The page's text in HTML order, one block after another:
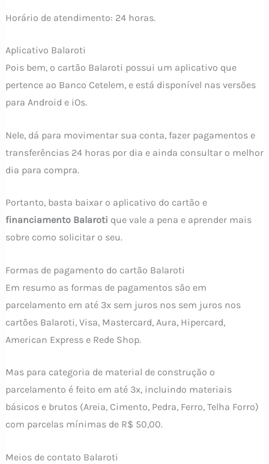
Horário de atendimento: 24 horas.
Aplicativo Balaroti
Pois bem, o cartão Balaroti possui um aplicativo que
pertence ao Banco Cetelem, e está disponível nas versões
para Android e iOs.
Nele, dá para movimentar sua conta, fazer pagamentos e
transferências 24 horas por dia e ainda consultar o melhor
dia para compra.
Portanto, basta baixar o aplicativo do cartão e
financiamento Balaroti que vale a pena e aprender mais
sobre como solicitar o seu.
Formas de pagamento do cartão Balaroti
Em resumo as formas de pagamentos são em
parcelamento em até 3x sem juros nos sem juros nos
cartões Balaroti, Visa, Mastercard, Aura, Hipercard,
American Express e Rede Shop.
Mas para categoria de material de construção o
parcelamento é feito em até 3x, incluindo materiais
básicos e brutos (Areia, Cimento, Pedra, Ferro, Telha Forro)
com parcelas mínimas de R$ 50,00.
Meios de contato Balaroti